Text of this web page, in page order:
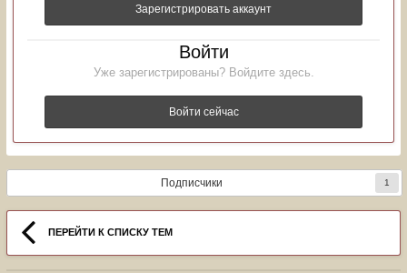
Зарегистрировать аккаунт
Войти
Уже зарегистрированы? Войдите здесь.
Войти сейчас
Подписчики 1
ПЕРЕЙТИ К СПИСКУ ТЕМ